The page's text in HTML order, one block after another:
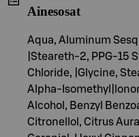
Ainesosat
Aqua, Aluminum
|Steareth-2, PPG-15
Chloride, |Glycine,
Alpha-
Alcohol, Benzyl
Citronellol, Citrus